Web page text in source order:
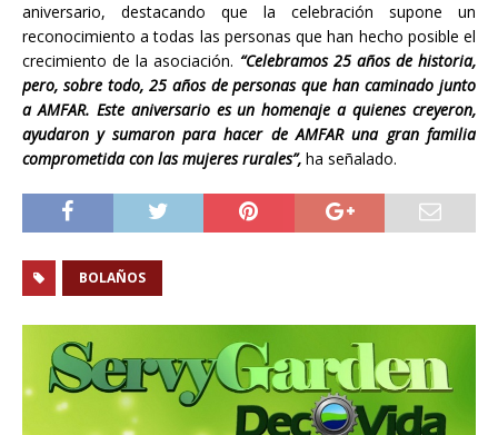
aniversario, destacando que la celebración supone un
reconocimiento a todas las personas que han hecho posible el
crecimiento de la asociación. “Celebramos 25 años de historia,
pero, sobre todo, 25 años de personas que han caminado junto
a AMFAR. Este aniversario es un homenaje a quienes creyeron,
ayudaron y sumaron para hacer de AMFAR una gran familia
comprometida con las mujeres rurales”, ha señalado.
BOLAÑOS